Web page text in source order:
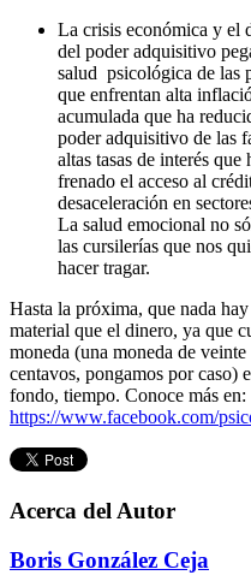
La crisis económica y el
del poder adquisitivo
salud psicológica de las
que enfrentan alta
acumulada que ha
poder adquisitivo de las
altas tasas de interés que
frenado el acceso al
desaceleración en
La salud emocional no
las cursilerías que nos
hacer tragar.
Hasta la próxima, que nada
material que el dinero, ya que
moneda (una moneda de veinte
centavos, pongamos por caso)
fondo, tiempo. Conoce más en:
https://www.facebook.com/
Acerca del Autor
Boris González Ceja